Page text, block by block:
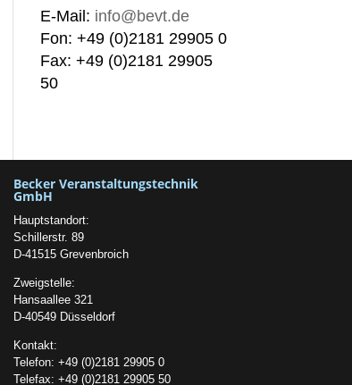
E-Mail: info@bevt.de
Fon: +49 (0)2181 29905 0
Fax: +49 (0)2181 29905
50
Becker Veranstaltungstechnik
GmbH
Hauptstandort:
Schillerstr. 89
D-41515 Grevenbroich
Zweigstelle:
Hansaallee 321
D-40549 Düsseldorf
Kontakt:
Telefon: +49 (0)2181 29905 0
Telefax: +49 (0)2181 29905 50